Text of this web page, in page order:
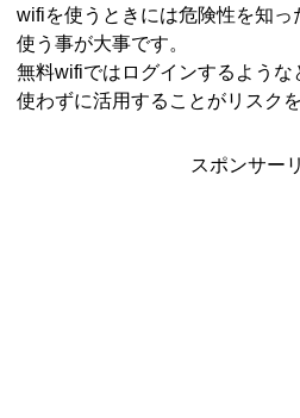
wifiを使うときには危険性を知っ
使う事が大事です。
無料wifiではログインするような
使わずに活用することがリスク
スポンサー